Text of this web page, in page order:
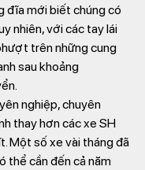
đĩa mới biết chúng có
nhiên, với các tay lái
trên những cung
sau khoảng
nghiệp, chuyên
thay hơn các xe SH
Một số xe vài tháng đã
thể cần đến cả năm